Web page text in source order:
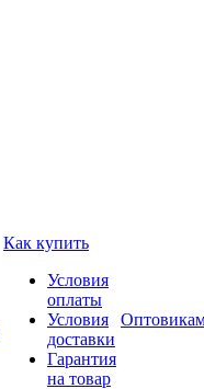
Как купить
Условия
оплаты
Условия
доставки
Гарантия
на товар